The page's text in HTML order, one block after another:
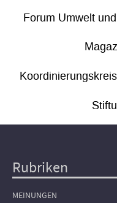
Forum Umwelt
Hauptnavigation
Rubriken
MEINUNGEN